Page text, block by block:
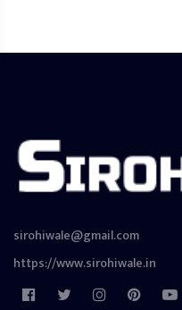
sirohiwale@gmail.com
https://www.sirohiwale.in